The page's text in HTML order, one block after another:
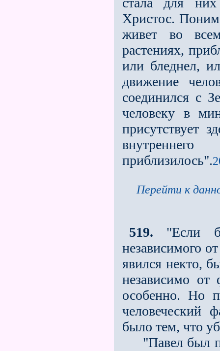
Христос.
живет во
растениях,
или бледнел,
движение
соединился с
человеку в
присутствует
приблизилось".
Перейти к
519. "Если
независимого
явился некто,
независимо
особенно. Но
человеческий
было тем, что
"Павел был